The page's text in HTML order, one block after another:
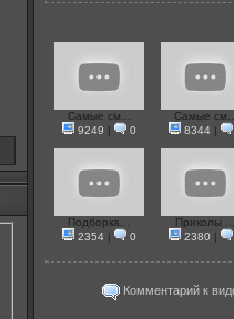
Самые см...
9249 | 0
Самые
8344|
Подборка...
2354| 0
Приколы
2380 |
Комментарий к